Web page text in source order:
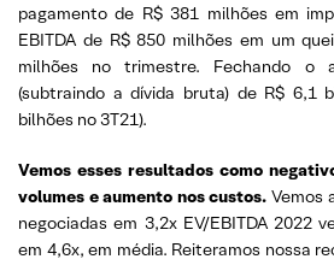
pagamento de R$ 381 milhões em
EBITDA de R$ 850 milhões em um
milhões no trimestre. Fechando o
(subtraindo a dívida bruta) de R$ 6,1
bilhões no 3T21).
Vemos esses resultados como
volumes e aumento nos custos. Vemos
negociadas em 3,2x EV/EBITDA 2022
em 4,6x, em média. Reiteramos nossa